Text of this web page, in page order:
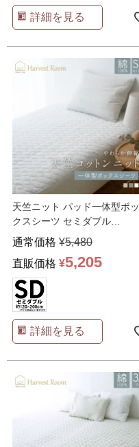
詳細を見る
天竺ニット パッド一体型ボッ
クスシーツ セミダブル
120×200×25cm
通常価格 ¥5,480
直販価格 ¥5,205
詳細を見る